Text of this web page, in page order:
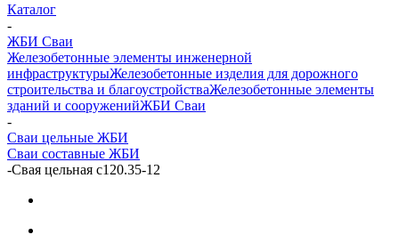
Каталог
-
ЖБИ Сваи
Железобетонные элементы инженерной
инфраструктурыЖелезобетонные изделия для дорожного
строительства и благоустройстваЖелезобетонные элементы
зданий и сооруженийЖБИ Сваи
-
Сваи цельные ЖБИ
Сваи составные ЖБИ
-Свая цельная с120.35-12